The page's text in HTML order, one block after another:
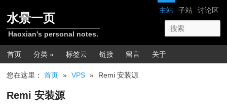
网站导航
主站 子站 讨论区
水景一页
Haoxian's personal notes.
主菜单
首页 分类 » 标签云 链接 留言 关于
您在这里：首页 » VPS » Remi 安装源
Remi 安装源